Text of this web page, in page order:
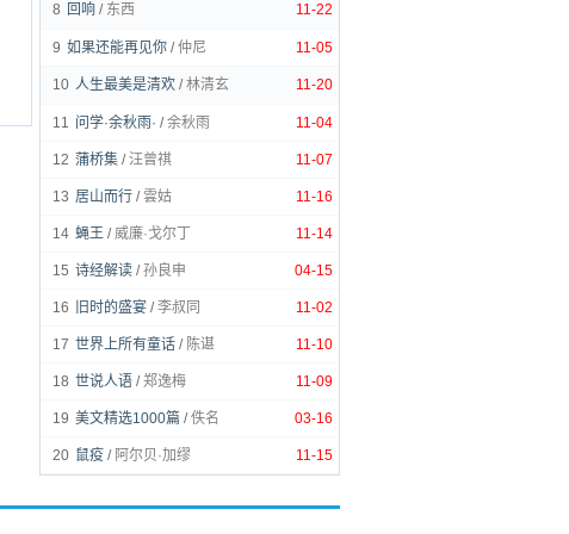
11-22
8 回响 / 东西
11-05
9 如果还能再见你 /仲尼
11-20
10 人生最美是清欢 /林清玄
11-04
11 问学·余秋雨· /余秋雨
11-07
12 蒲桥集 /汪曾祺
11-16
13 居山而行 /雲姑
11-14
14 蝇王 /威廉·戈尔丁
04-15
15 诗经解读 /孙良申
11-02
16 旧时的盛宴 /李叔同
11-10
17 世界上所有童话 / 陈谌
11-09
18 世说人语 /郑逸梅
03-16
19 美文精选1000篇 /佚名
11-15
20 鼠疫 / 阿尔贝·加缪